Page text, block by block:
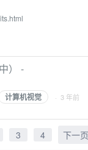
） -
计算机视觉 · 3 年前
3 4 下一页